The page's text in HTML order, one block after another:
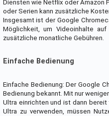
Diensten wie Netflix oder Amazon
oder Serien kann zusätzliche
Insgesamt ist der Google
Möglichkeit, um Videoinhalte
zusätzliche monatliche Gebühren.
Einfache Bedienung
Einfache Bedienung: Der Google
Bedienung bekannt. Mit nur
Ultra einrichten und ist dann
Ultra zu verwenden, müssen